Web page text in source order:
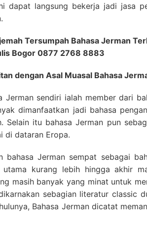
dapat langsung bekerja jadi jasa
Tersumpah Bahasa Jerman
Bogor 0877 2768 8883
dengan Asal Muasal Bahasa
Jerman sendiri ialah member dari
dimanfaatkan jadi bahasa
Selain itu bahasa Jerman pun
di dataran Eropa.
bahasa Jerman sempat sebagai
utama kurang lebih hingga akhir
masih banyak yang minat untuk
sebagian literatur classic
Bahasa Jerman dicatat